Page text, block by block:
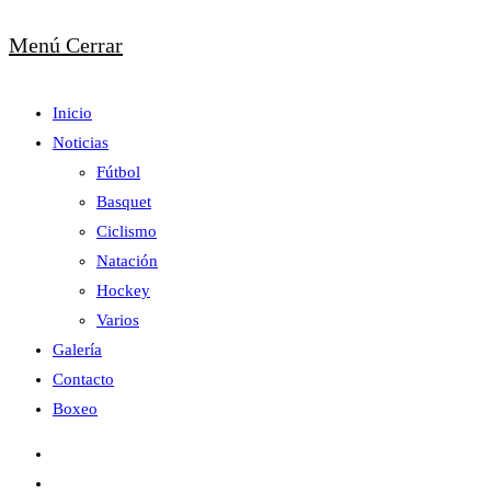
Menú Cerrar
Inicio
Noticias
Fútbol
Basquet
Ciclismo
Natación
Hockey
Varios
Galería
Contacto
Boxeo